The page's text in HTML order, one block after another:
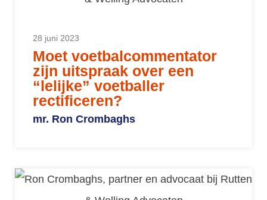
28 juni 2023
Moet voetbalcommentator
zijn uitspraak over een
“lelijke” voetballer
rectificeren?
mr. Ron Crombaghs